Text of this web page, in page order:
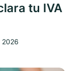
tu IVA
2026